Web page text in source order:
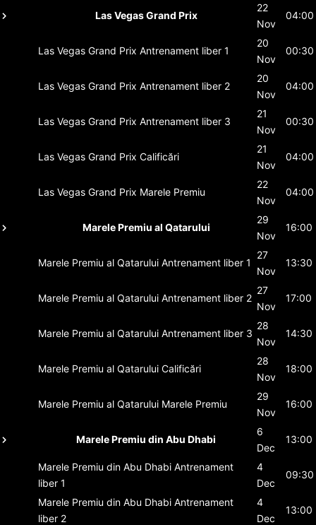
Las Vegas Grand Prix
22
Nov
04:00
Las Vegas Grand Prix Antrenament liber 1
20
Nov
00:30
Las Vegas Grand Prix Antrenament liber 2
20
Nov
04:00
Las Vegas Grand Prix Antrenament liber 3
21
Nov
00:30
Las Vegas Grand Prix Calificări
21
Nov
04:00
Las Vegas Grand Prix Marele Premiu
22
Nov
04:00
Marele Premiu al Qatarului
29
Nov
16:00
Marele Premiu al Qatarului Antrenament liber 1
27
Nov
13:30
Marele Premiu al Qatarului Antrenament liber 2
27
Nov
17:00
Marele Premiu al Qatarului Antrenament liber 3
28
Nov
14:30
Marele Premiu al Qatarului Calificări
28
Nov
18:00
Marele Premiu al Qatarului Marele Premiu
29
Nov
16:00
Marele Premiu din Abu Dhabi
6
Dec
13:00
Marele Premiu din Abu Dhabi Antrenament
liber 1
4
Dec
09:30
Marele Premiu din Abu Dhabi Antrenament
liber 2
4
Dec
13:00